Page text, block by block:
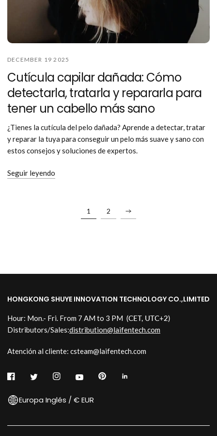
DECEMBER 19 2025
Cutícula capilar dañada: Cómo
detectarla, tratarla y repararla para
tener un cabello más sano
¿Tienes la cutícula del pelo dañada? Aprende a detectar, tratar
y reparar la tuya para conseguir un pelo más suave y sano con
estos consejos y soluciones de expertos.
Seguir leyendo
1 2
HONGKONG SHUYE INNOVATION TECHNOLOGY CO.,LIMITED
Hour: Mon.- Fri. From 7 AM to 3 PM (CET, UTC+2)
Distributors/Sales:distribution@laifentech.com
Atención al cliente: csteam@laifentech.com
Europa Inglés / € EUR